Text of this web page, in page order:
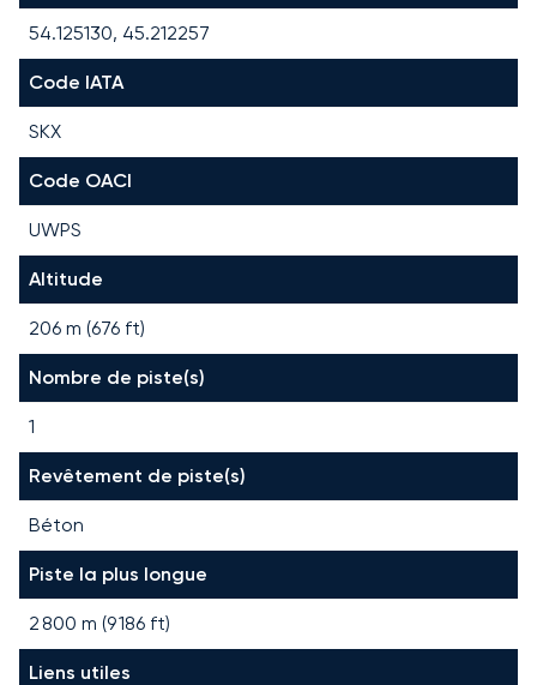
54.125130, 45.212257
Code IATA
SKX
Code OACI
UWPS
Altitude
206 m (676 ft)
Nombre de piste(s)
1
Revêtement de piste(s)
Béton
Piste la plus longue
2 800 m (9 186 ft)
Liens utiles